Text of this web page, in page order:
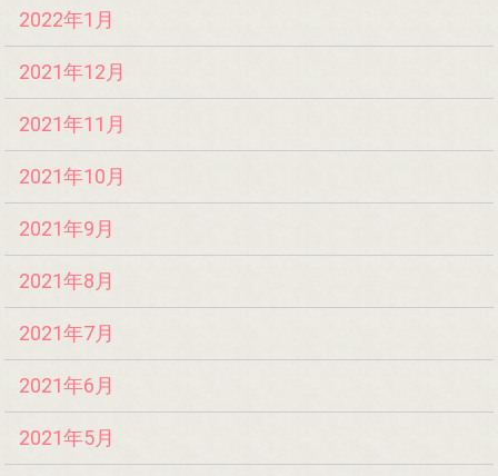
2022年1月
2021年12月
2021年11月
2021年10月
2021年9月
2021年8月
2021年7月
2021年6月
2021年5月